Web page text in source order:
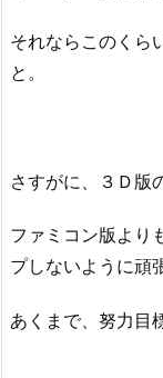
それならこのくら
と。
さすがに、３Ｄ版
ファミコン版より
プしないように頑
あくまで、努力目